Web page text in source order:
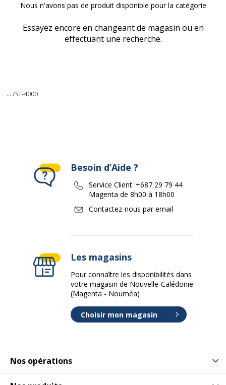
Nous n'avons pas de produit disponible pour la catégorie
Essayez encore en changeant de magasin ou en
effectuant une recherche.
... /ST-4000
Nos opérations
Besoin d’Aide ?
Service Client :+687 29 79 44
Magenta de 8h00 à 18h00
Contactez-nous par email
Les magasins
Pour connaître les disponibilités dans
votre magasin de Nouvelle-Calédonie
(Magenta - Nouméa)
Choisir mon magasin